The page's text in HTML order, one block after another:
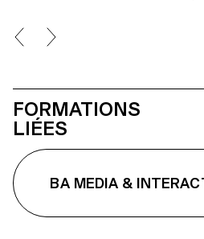
l’oralité et l’improvisation. Il
s’adresse autant aux publics
interchangeables — le MC,
rendant hommage à la culture du
sample, du MC-ing et du mix.
Diarisation, transcription,
typographie dynamique et effets
en temps réel s’associent pour
révéler une mémoire vivante et
navigable du genre.
FORMATIONS
LIÉES
BA MEDIA &